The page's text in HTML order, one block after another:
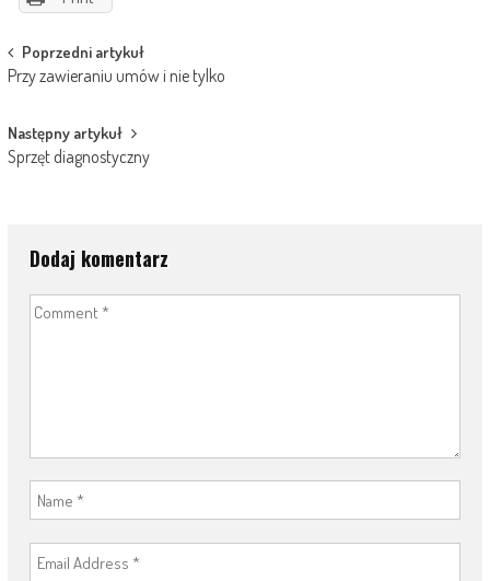
Post
navigation
Poprzedni artykuł
Przy zawieraniu umów i nie tylko
Następny artykuł
Sprzęt diagnostyczny
Dodaj komentarz